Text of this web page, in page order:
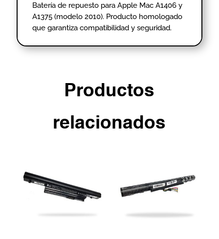
cantidad
Batería de repuesto para Apple Mac A1406 y
A1375 (modelo 2010). Producto homologado
que garantiza compatibilidad y seguridad.
Productos
relacionados